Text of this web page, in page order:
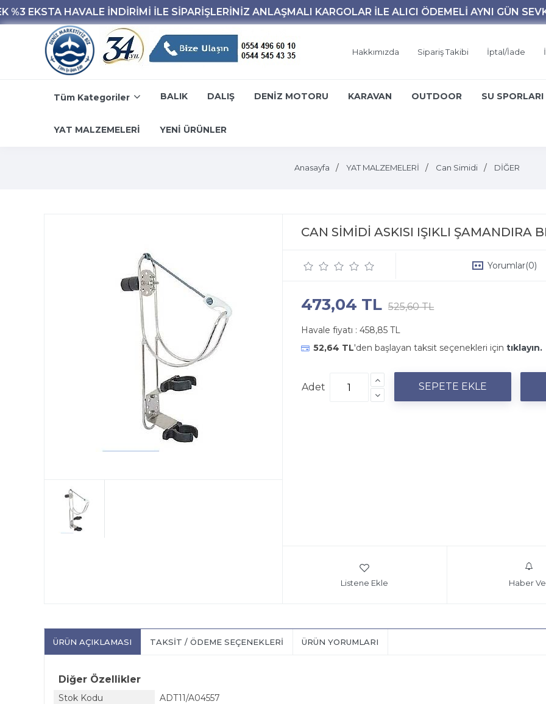
Hakkımızda Sipariş Takibi İptal/İade
Tüm Kategoriler BALIK DALIŞ DENİZ MOTORU KARAVAN OUTDOOR SU SPORLARI
YAT MALZEMELERİ YENİ ÜRÜNLER
Anasayfa YAT MALZEMELERİ Can Simidi DİĞER
CAN SİMİDİ ASKISI IŞIKLI ŞAMANDIRA
Yorumlar(0)
473,04 TL 525,60 TL
Havale fiyatı : 458,85 TL
52,64 TL'den başlayan taksit seçenekleri için tıklayın.
Adet
Listene Ekle Haber
ÜRÜN AÇIKLAMASI TAKSIT / ÖDEME SEÇENEKLERI ÜRÜN YORUMLARI
Diğer Özellikler
Stok Kodu
ADT11/A04557